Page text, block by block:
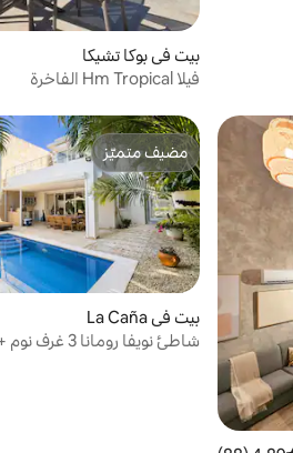
بيت في بوكا تشيكا
فيلا Hm Tropical الفاخرة
مضيف متميّز
مضيف متميّز
بيت في La Caña